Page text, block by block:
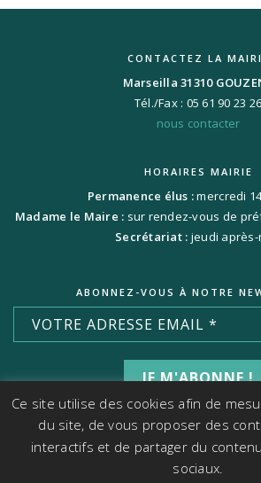
CONTACTEZ LA
Marseilla 31310
Tél./Fax : 05 61 90 23 26
nous contacter
HORAIRES MAIRIE
Permanence élus :mercredi
Madame le Maire : sur rendez-vous de
Secrétariat : jeudi après-
ABONNEZ-VOUS À NOTRE
WWW.PAULABEARZOTTI.COM
Ce site utilise des cookies afin de
du site, de vous proposer des
interactifs et de partager du
sociaux.